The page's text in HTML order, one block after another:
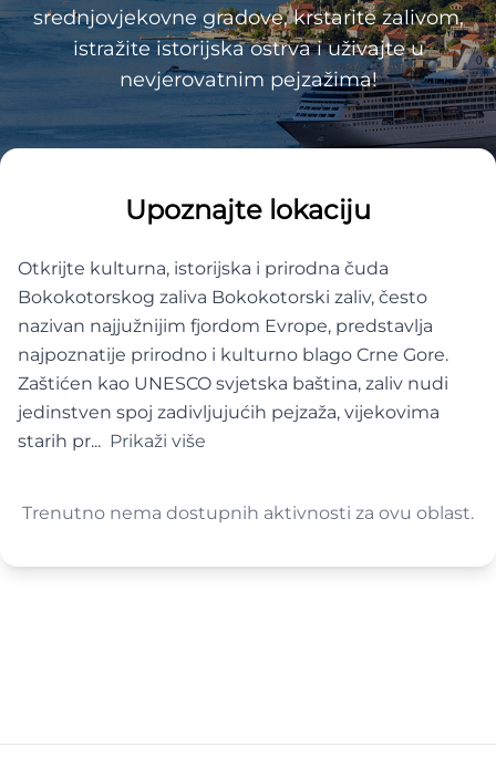
srednjovjekovne gradove, krstarite zalivom,
istražite istorijska ostrva i uživajte u
nevjerovatnim pejzažima!
Upoznajte lokaciju
Otkrijte kulturna, istorijska i prirodna čuda
Bokokotorskog zaliva Bokokotorski zaliv, često
nazivan najjužnijim fjordom Evrope, predstavlja
najpoznatije prirodno i kulturno blago Crne Gore.
Zaštićen kao UNESCO svjetska baština, zaliv nudi
jedinstven spoj zadivljujućih pejzaža, vijekovima
starih pr... Prikaži više
Trenutno nema dostupnih aktivnosti za ovu oblast.